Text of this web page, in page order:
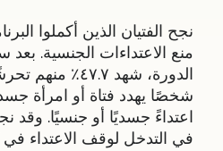
نجح الفتيان الذين أكملوا
منع الاعتداءات الجنسية.
في التدخل لوقف الاعتداء